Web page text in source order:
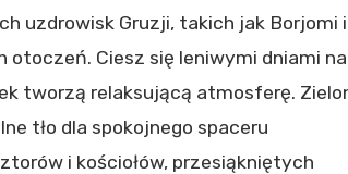
uzdrowisk Gruzji, takich jak Borjomi i
Ciesz się leniwymi dniami na
tworzą relaksującą atmosferę.
tło dla spokojnego spaceru
i kościołów, przesiąkniętych